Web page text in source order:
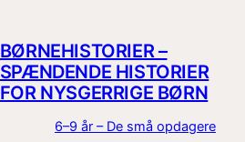
BØRNEHISTORIER –
SPÆNDENDE HISTORIER
FOR NYSGERRIGE BØRN
6–9 år – De små opdagere